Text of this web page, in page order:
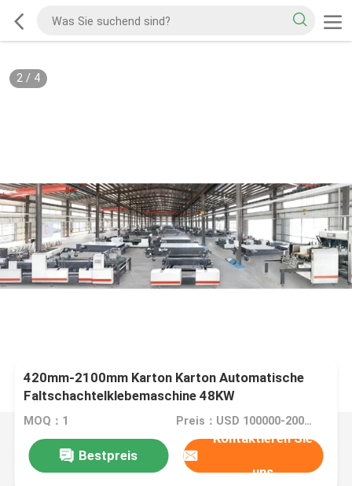
2/ 4
420mm-2100mm Karton Karton Automatische
Faltschachtelklebemaschine 48KW
MOQ：1 Preis：USD 100000-200000/SET
Bestpreis
Kontaktieren Sie
uns